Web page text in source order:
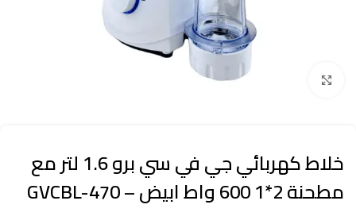
Click to enlarge
خلاط كهربائي جي في سي برو 1.6 لتر مع
مطحنة 2*1 600 واط ابيض – GVCBL-470